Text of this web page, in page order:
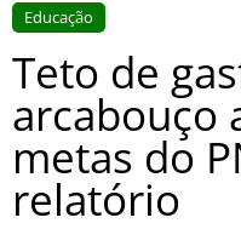
Educação
Teto de
arcabouço
metas do
relatório